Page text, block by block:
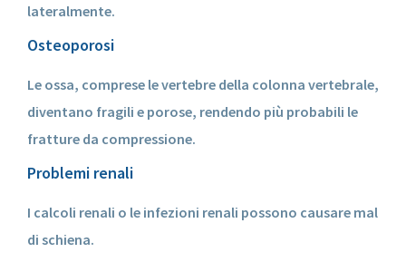
lateralmente.
Osteoporosi
Le ossa, comprese le vertebre della colonna vertebrale,
diventano fragili e porose, rendendo più probabili le
fratture da compressione.
Problemi renali
I calcoli renali o le infezioni renali possono causare mal
di schiena.